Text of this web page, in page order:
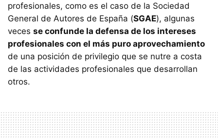
profesionales, como es el caso de la Sociedad
General de Autores de España (SGAE), algunas
veces se confunde la defensa de los intereses
profesionales con el más puro aprovechamiento
de una posición de privilegio que se nutre a costa
de las actividades profesionales que desarrollan
otros.